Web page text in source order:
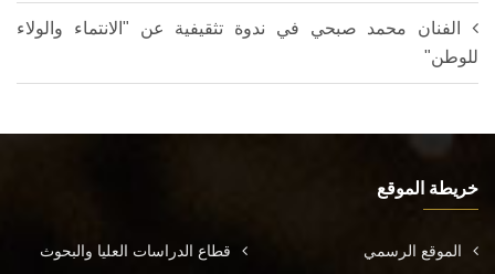
الفنان محمد صبحي في ندوة تثقيفية عن "الانتماء والولاء
للوطن"
خريطة الموقع
الموقع الرسمي قطاع الدراسات العليا والبحوث